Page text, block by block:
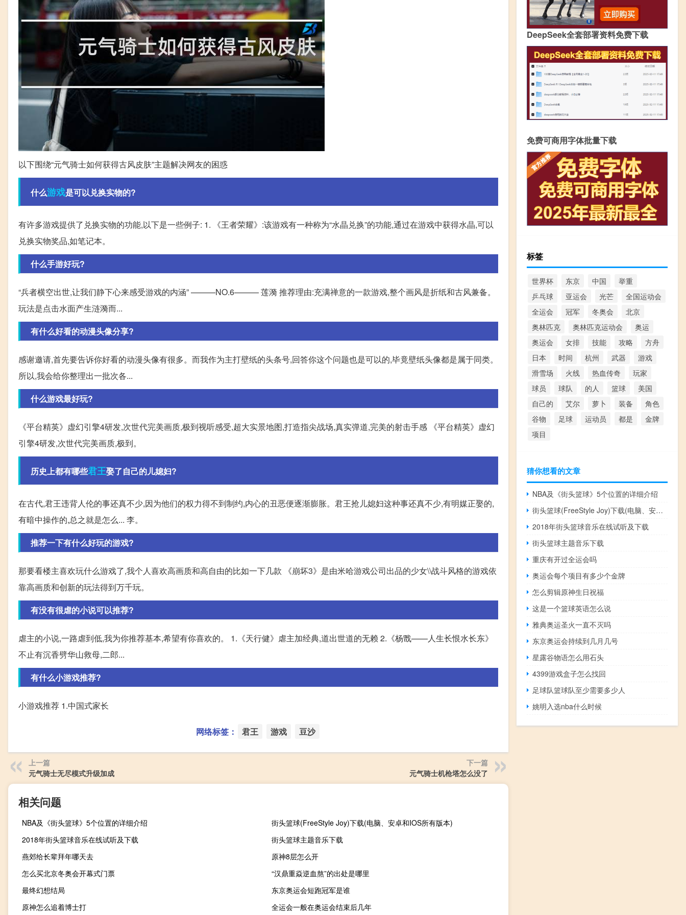
以下围绕“元气骑士如何获得古风皮肤”主题解决网友的困惑
什么游戏是可以兑换实物的?
有许多游戏提供了兑换实物的功能,以下是一些例子: 1. 《王者荣耀》:该游戏有一种称为“水晶兑换”的功能,通过在游戏中获得水晶,可以
兑换实物奖品,如笔记本。
什么手游好玩?
“兵者横空出世,让我们静下心来感受游戏的内涵” ———NO.6——— 莲漪 推荐理由:充满禅意的一款游戏,整个画风是折纸和古风兼备。
玩法是点击水面产生涟漪而...
有什么好看的动漫头像分享?
感谢邀请,首先要告诉你好看的动漫头像有很多。而我作为主打壁纸的头条号,回答你这个问题也是可以的,毕竟壁纸头像都是属于同类。
所以,我会给你整理出一批次各...
什么游戏最好玩?
《平台精英》虚幻引擎4研发,次世代完美画质,极到视听感受,超大实景地图,打造指尖战场,真实弹道,完美的射击手感 《平台精英》虚幻
引擎4研发,次世代完美画质,极到。
历史上都有哪些君王娶了自己的儿媳妇?
在古代,君王违背人伦的事还真不少,因为他们的权力得不到制约,内心的丑恶便逐渐膨胀。君王抢儿媳妇这种事还真不少,有明媒正娶的,
有暗中操作的,总之就是怎么... 李。
推荐一下有什么好玩的游戏?
那要看楼主喜欢玩什么游戏了,我个人喜欢高画质和高自由的比如一下几款 《崩坏3》是由米哈游戏公司出品的少女\\战斗风格的游戏依
靠高画质和创新的玩法得到万千玩。
有没有很虐的小说可以推荐?
虐主的小说,一路虐到低,我为你推荐基本,希望有你喜欢的。 1.《天行健》虐主加经典,道出世道的无赖 2.《杨戬——人生长恨水长东》
不止有沉香劈华山救母,二郎...
有什么小游戏推荐?
小游戏推荐 1.中国式家长
网络标签： 君王 游戏 豆沙
上一篇
元气骑士无尽模式升级加成
下一篇
元气骑士机枪塔怎么没了
相关问题
NBA及《街头篮球》5个位置的详细介绍
街头篮球(FreeStyle Joy)下载(电脑、安卓和IOS所有版本)
2018年街头篮球音乐在线试听及下载
街头篮球主题音乐下载
燕郊给长辈拜年哪天去
原神8层怎么开
怎么买北京冬奥会开幕式门票
“汉鼎重焱逆血熬”的出处是哪里
最终幻想结局
东京奥运会短跑冠军是谁
原神怎么追着博士打
全运会一般在奥运会结束后几年
DeepSeek全套部署资料免费下载
免费可商用字体批量下载
标签
世界杯 东京 中国
举重
乒乓球
亚运会 光芒
全国运动会
全运会
冠军 冬奥会
北京
奥林匹克
奥林匹克运动会
奥运
奥运会
女排 技能 攻略
方舟
日本
时间 杭州 武器
游戏
滑雪场
火线 热血传奇
玩家
球员
球队 的人 篮球
美国
自己的
艾尔 萝卜 装备
角色
谷物
足球 运动员 都是
金牌
项目
猜你想看的文章
NBA及《街头篮球》5个位置的详细介绍
街头篮球(FreeStyle Joy)下载(电脑、安卓和IOS所有版本)
2018年街头篮球音乐在线试听及下载
街头篮球主题音乐下载
重庆有开过全运会吗
奥运会每个项目有多少个金牌
怎么剪辑原神生日祝福
这是一个篮球英语怎么说
雅典奥运圣火一直不灭吗
东京奥运会持续到几月几号
星露谷物语怎么用石头
4399游戏盒子怎么找回
足球队篮球队至少需要多少人
姚明入选nba什么时候